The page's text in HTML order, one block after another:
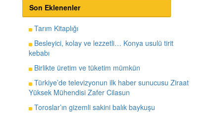
Son Eklenenler
Tarım Kitaplığı
Besleyici, kolay ve lezzetli… Konya usulü tirit
kebabı
Birlikte üretim ve tüketim mümkün
Türkiye’de televizyonun ilk haber sunucusu Ziraat
Yüksek Mühendisi Zafer Cilasun
Toroslar’ın gizemli sakini balık baykuşu